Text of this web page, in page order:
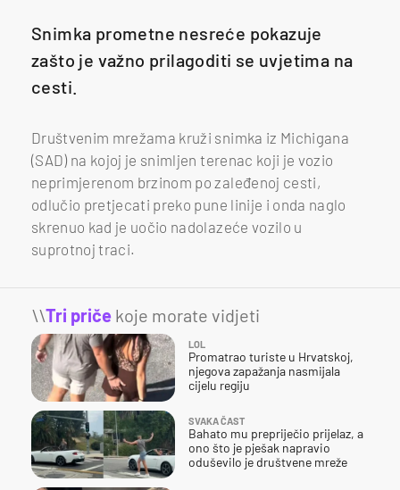
Snimka prometne nesreće pokazuje
zašto je važno prilagoditi se uvjetima na
cesti.
Društvenim mrežama kruži snimka iz Michigana
(SAD) na kojoj je snimljen terenac koji je vozio
neprimjerenom brzinom po zaleđenoj cesti,
odlučio pretjecati preko pune linije i onda naglo
skrenuo kad je uočio nadolazeće vozilo u
suprotnoj traci.
\\Tri priče koje morate vidjeti
LOL
Promatrao turiste u Hrvatskoj,
njegova zapažanja nasmijala
cijelu regiju
SVAKA ČAST
Bahato mu prepriječio prijelaz, a
ono što je pješak napravio
oduševilo je društvene mreže